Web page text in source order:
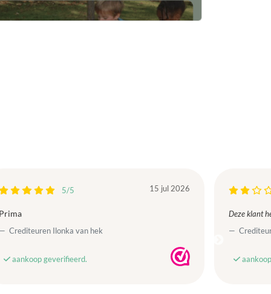
5/5 15 jul 2026
Crediteuren Ilonka van hek
aankoop geverifieerd.
Deze klant